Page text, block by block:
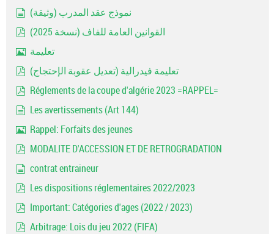
نموذج عقد المدرب (وثيقة)
القوانين العامة للفاف (نسخة 2025)
تعليمة
تعليمة فيدرالية (تعديل عقوبة الإحتجاج)
Réglements de la coupe d'algérie 2023 =RAPPEL=
Les avertissements (Art 144)
Rappel: Forfaits des jeunes
MODALITE D'ACCESSION ET DE RETROGRADATION
contrat entraineur
Les dispositions réglementaires 2022/2023
Important: Catégories d'ages (2022 / 2023)
Arbitrage: Lois du jeu 2022 (FIFA)